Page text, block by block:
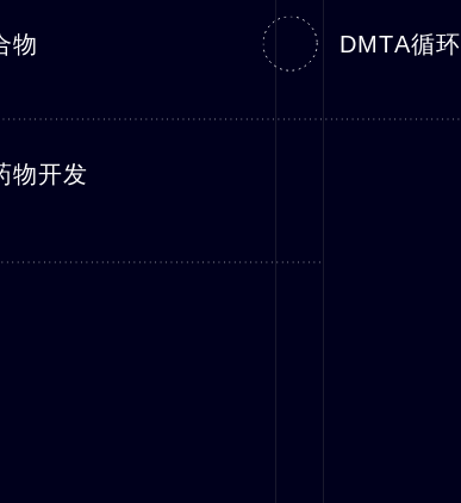
物 DMTA循环
物开发